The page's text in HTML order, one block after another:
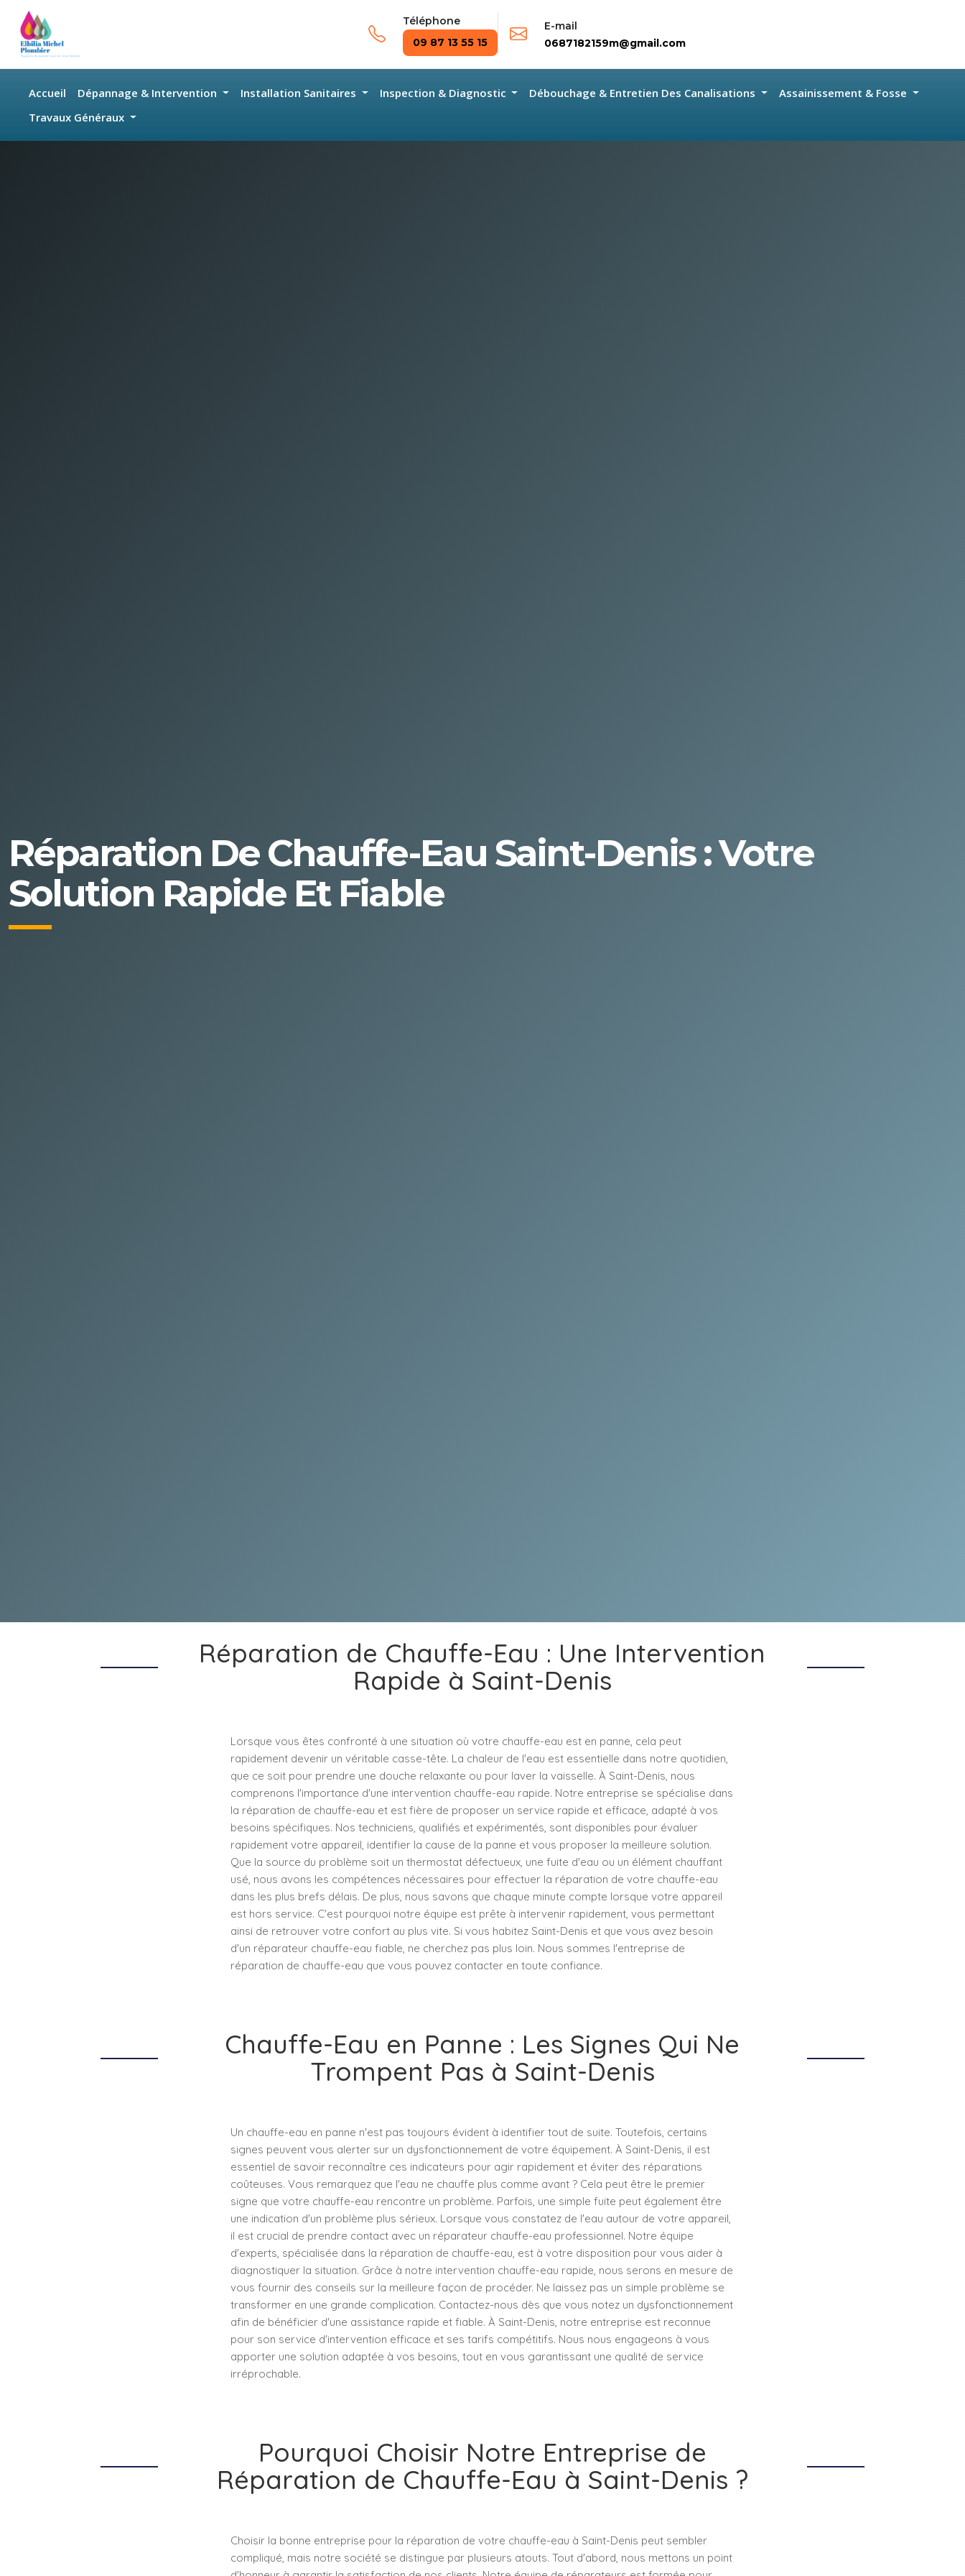
Skip to main content
Téléphone
09 87 13 55 15
E-mail
0687182159m@gmail.com
Accueil Dépannage & Intervention Installation Sanitaires Inspection & Diagnostic Débouchage & Entretien Des Canalisations
Assainissement & Fosse
Travaux Généraux
Réparation De Chauffe-Eau Saint-Denis : Votre
Solution Rapide Et Fiable
Réparation de Chauffe-Eau : Une Intervention
Rapide à Saint-Denis
Lorsque vous êtes confronté à une situation où votre chauffe-eau est en panne, cela peut
rapidement devenir un véritable casse-tête. La chaleur de l'eau est essentielle dans notre quotidien,
que ce soit pour prendre une douche relaxante ou pour laver la vaisselle. À Saint-Denis, nous
comprenons l'importance d'une intervention chauffe-eau rapide. Notre entreprise se spécialise dans
la réparation de chauffe-eau et est fière de proposer un service rapide et efficace, adapté à vos
besoins spécifiques. Nos techniciens, qualifiés et expérimentés, sont disponibles pour évaluer
rapidement votre appareil, identifier la cause de la panne et vous proposer la meilleure solution.
Que la source du problème soit un thermostat défectueux, une fuite d'eau ou un élément chauffant
usé, nous avons les compétences nécessaires pour effectuer la réparation de votre chauffe-eau
dans les plus brefs délais. De plus, nous savons que chaque minute compte lorsque votre appareil
est hors service. C'est pourquoi notre équipe est prête à intervenir rapidement, vous permettant
ainsi de retrouver votre confort au plus vite. Si vous habitez Saint-Denis et que vous avez besoin
d'un réparateur chauffe-eau fiable, ne cherchez pas plus loin. Nous sommes l'entreprise de
réparation de chauffe-eau que vous pouvez contacter en toute confiance.
Chauffe-Eau en Panne : Les Signes Qui Ne
Trompent Pas à Saint-Denis
Un chauffe-eau en panne n'est pas toujours évident à identifier tout de suite. Toutefois, certains
signes peuvent vous alerter sur un dysfonctionnement de votre équipement. À Saint-Denis, il est
essentiel de savoir reconnaître ces indicateurs pour agir rapidement et éviter des réparations
coûteuses. Vous remarquez que l'eau ne chauffe plus comme avant ? Cela peut être le premier
signe que votre chauffe-eau rencontre un problème. Parfois, une simple fuite peut également être
une indication d'un problème plus sérieux. Lorsque vous constatez de l'eau autour de votre appareil,
il est crucial de prendre contact avec un réparateur chauffe-eau professionnel. Notre équipe
d'experts, spécialisée dans la réparation de chauffe-eau, est à votre disposition pour vous aider à
diagnostiquer la situation. Grâce à notre intervention chauffe-eau rapide, nous serons en mesure de
vous fournir des conseils sur la meilleure façon de procéder. Ne laissez pas un simple problème se
transformer en une grande complication. Contactez-nous dès que vous notez un dysfonctionnement
afin de bénéficier d'une assistance rapide et fiable. À Saint-Denis, notre entreprise est reconnue
pour son service d'intervention efficace et ses tarifs compétitifs. Nous nous engageons à vous
apporter une solution adaptée à vos besoins, tout en vous garantissant une qualité de service
irréprochable.
Pourquoi Choisir Notre Entreprise de
Réparation de Chauffe-Eau à Saint-Denis ?
Choisir la bonne entreprise pour la réparation de votre chauffe-eau à Saint-Denis peut sembler
compliqué, mais notre société se distingue par plusieurs atouts. Tout d'abord, nous mettons un point